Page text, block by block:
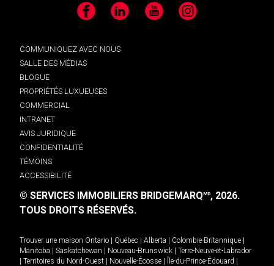
Facebook LinkedIn YouTube Instagram
COMMUNIQUEZ AVEC NOUS
SALLE DES MÉDIAS
BLOGUE
PROPRIÉTÉS LUXUEUSES
COMMERCIAL
INTRANET
AVIS JURIDIQUE
CONFIDENTIALITÉ
TÉMOINS
ACCESSIBILITÉ
© SERVICES IMMOBILIERS BRIDGEMARQMD, 2026.
TOUS DROITS RÉSERVÉS.
Trouver une maison Ontario | Québec | Alberta | Colombie-Britannique |
Manitoba | Saskatchewan | Nouveau-Brunswick | Terre-Neuve-et-Labrador
| Territoires du Nord-Ouest | Nouvelle-Écosse | Île-du-Prince-Édouard |